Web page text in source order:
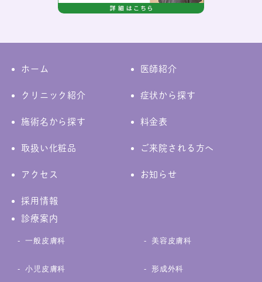
ホーム 医師紹介
クリニック紹介 症状から探す
施術名から探す 料金表
取扱い化粧品 ご来院される方へ
アクセス お知らせ
採用情報
診療案内
一般皮膚科 美容皮膚科
小児皮膚科 形成外科